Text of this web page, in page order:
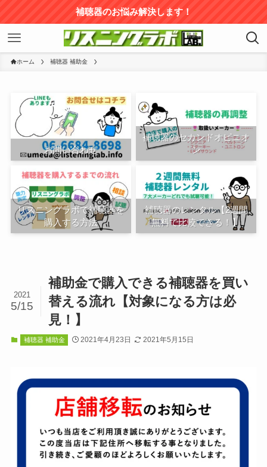
補聴器のお悩み解決します！
ホーム 補聴器 補助金
お問い合わせ
補聴器のセカンドオピニオ
ン
リスニングラボで補聴器を
購入する方法
補聴器のレンタル【2週間
無料で比較できる！】
補助金で購入できる補聴器を買い
替える流れ【対象になる方は必
見！】
2021
5/15
補聴器 補助金 2021年4月23日 2021年5月15日